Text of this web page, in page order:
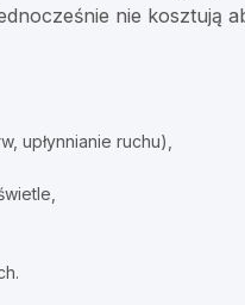
nie kosztują
upłynnianie ruchu),